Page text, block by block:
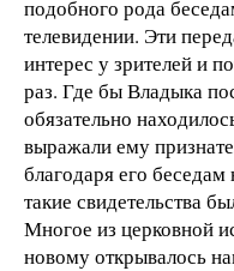
подобного рода
телевидении. Эти
интерес у зрителей и
раз. Где бы Владыка
обязательно
выражали ему
благодаря его
такие свидетельства
Многое из церковной
новому открывалось